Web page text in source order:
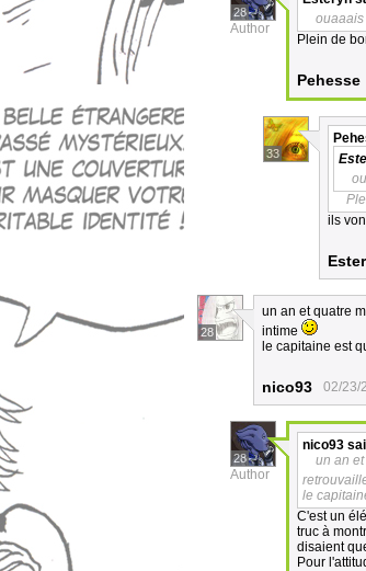
28
Author
ouaaais
Plein de
Pehesse
33
ils
28
un an et quatre
intime
le capitaine est
nico93 02/23/
28
Author
nico93
un an
le
C'est un
truc à
disaient
Pour